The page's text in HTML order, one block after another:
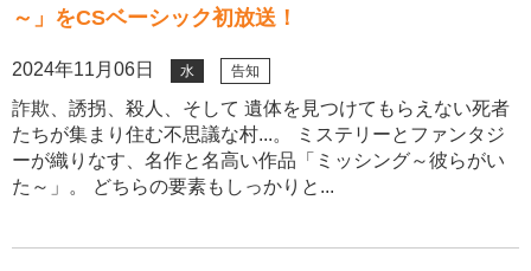
～」をCSベーシック初放送！
2024年11月06日 水 告知
詐欺、誘拐、殺人、そして 遺体を見つけてもらえない死者
たちが集まり住む不思議な村...。 ミステリーとファンタジ
ーが織りなす、名作と名高い作品「ミッシング～彼らがい
た～」。 どちらの要素もしっかりと...